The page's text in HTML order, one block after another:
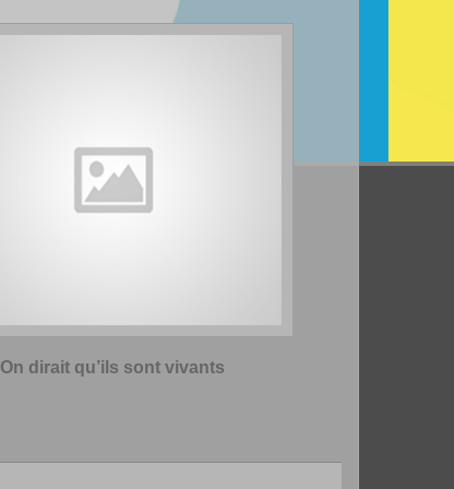
On dirait qu’ils sont vivants